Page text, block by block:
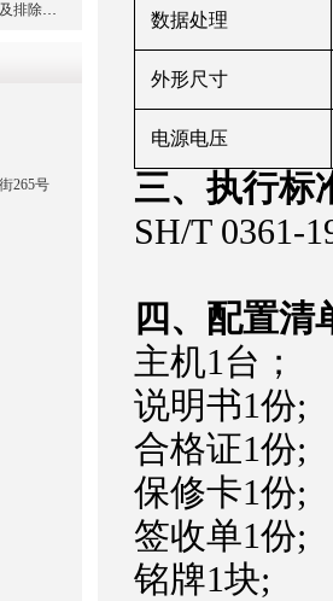
数据处理
外形尺寸
电源电压
三、执行标
SH/T 0361-
四、配置清
主机1台；
说明书1份;
合格证1份;
保修卡1份;
签收单1份;
铭牌1块;
阿克隆耐磨试验机的常见故障及排除方法
265号